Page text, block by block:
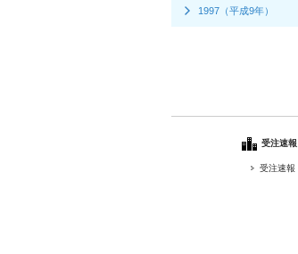
1997（平成9年）
受注速報
受注速報